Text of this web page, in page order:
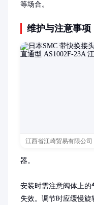
等场合。
维护与注意事项
江西省江崎贸易有限公司
器。
安装时需注意阀体上的
失效。调节时应缓慢